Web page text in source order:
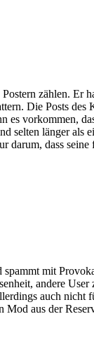
zählen.
Die Posts
vorkommen,
länger als
dass
mit
andere
auch
aus der